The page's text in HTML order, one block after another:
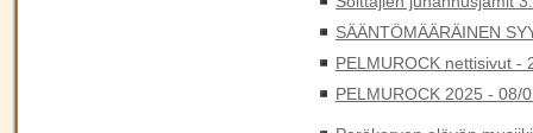
SÄÄNTÖMÄÄRÄINEN
PELMUROCK nettisivut -
PELMUROCK 2025 - 08/